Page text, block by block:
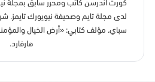
لدى مجلة تايم وصحيفة نيويورك
سباي. مؤلف كتابي: «أرض الخيال
هارفارد.